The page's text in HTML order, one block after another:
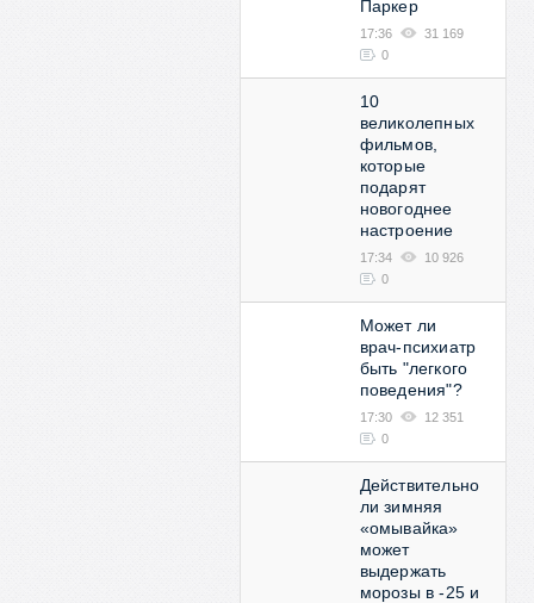
Паркер
17:36
31 169
0
10
великолепных
фильмов,
которые
подарят
новогоднее
настроение
17:34
10 926
0
Может ли
врач-психиатр
быть "легкого
поведения"?
17:30
12 351
0
Действительно
ли зимняя
«омывайка»
может
выдержать
морозы в -25 и